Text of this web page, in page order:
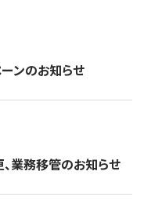
ンのお知らせ
、業務移管のお知らせ